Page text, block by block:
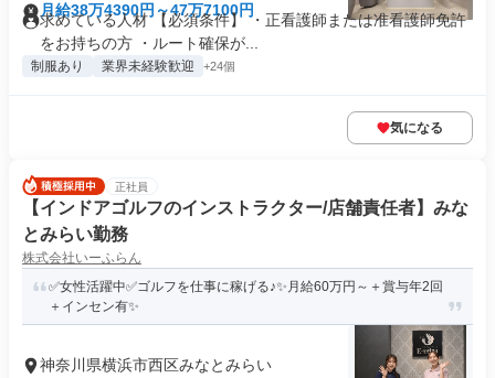
月給38万4390円～47万7100円
求めている人材 【必須条件】 ・正看護師または准看護師免許
をお持ちの方 ・ルート確保が...
制服あり 業界未経験歓迎 +24個
気になる
正社員
【インドアゴルフのインストラクター/店舗責任者】みな
とみらい勤務
株式会社いーふらん
✅女性活躍中✅ゴルフを仕事に稼げる♪✨月給60万円～＋賞与年2回
＋インセン有✨
神奈川県横浜市西区みなとみらい